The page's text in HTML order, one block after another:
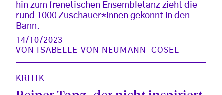
hin zum frenetischen Ensembletanz zieht die
rund 1000 Zuschauer*innen gekonnt in den
Bann.
14/10/2023
VON
ISABELLE VON NEUMANN-COSEL
KRITIK